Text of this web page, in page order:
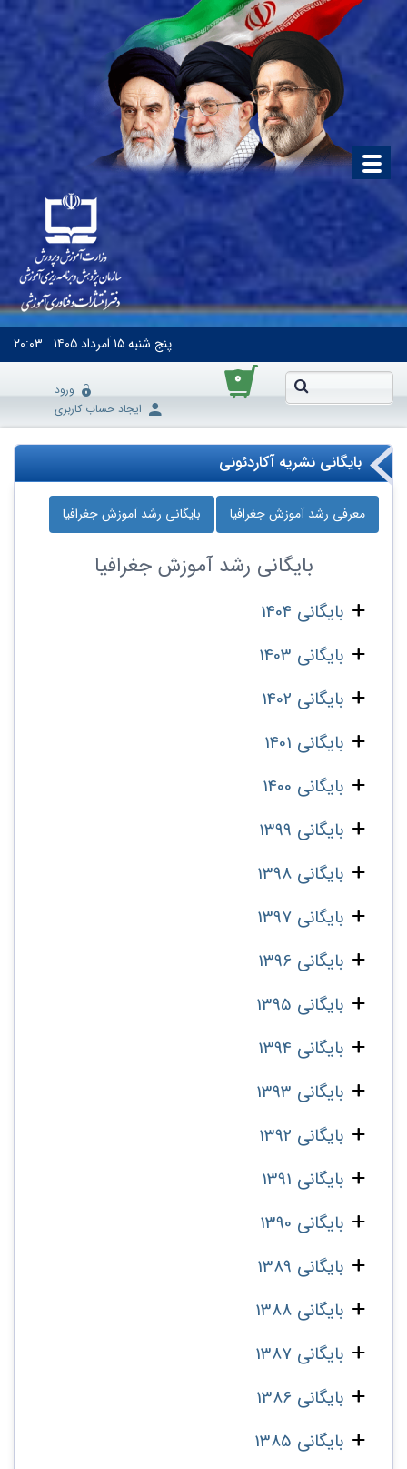
پنج شنبه۱۵ اَمرداد ۱۴۰۵ ۲۰:۰۳
۰
ورود
ایجاد حساب کاربری
بایگانی نشریه آکاردئونی
معرفی رشد آموزش جغرافیا بایگانی رشد آموزش جغرافیا
بایگانی رشد آموزش جغرافیا
بایگانی 1404
بایگانی 1403
بایگانی 1402
بایگانی 1401
بایگانی 1400
بایگانی 1399
بایگانی 1398
بایگانی 1397
بایگانی 1396
بایگانی 1395
بایگانی 1394
بایگانی 1393
بایگانی 1392
بایگانی 1391
بایگانی 1390
بایگانی 1389
بایگانی 1388
بایگانی 1387
بایگانی 1386
بایگانی 1385